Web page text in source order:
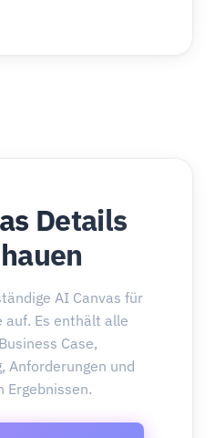
Details
AI Canvas für
auf. Es enthält alle
Case,
Anforderungen und
Ergebnissen.